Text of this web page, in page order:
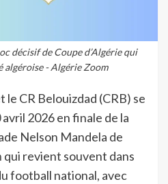
décisif de Coupe d’Algérie qui
- Algérie Zoom
le CR Belouizdad (CRB) se
2026 en finale de la
Nelson Mandela de
qui revient souvent dans
football national, avec